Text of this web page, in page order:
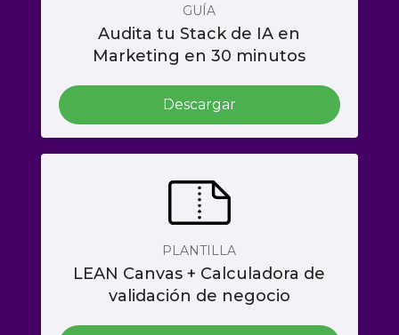
GUÍA
Audita tu Stack de IA en
Marketing en 30 minutos
Descargar
PLANTILLA
LEAN Canvas + Calculadora de
validación de negocio